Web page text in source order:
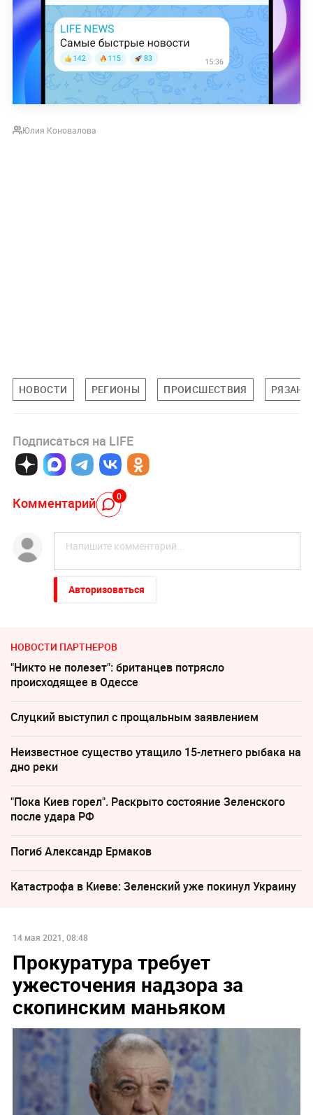
Юлия Коновалова
НОВОСТИ РЕГИОНЫ ПРОИСШЕСТВИЯ
Подписаться на LIFE
Комментарий 0
Авторизоваться
НОВОСТИ ПАРТНЕРОВ
"Никто не полезет": британцев потрясло
происходящее в Одессе
Слуцкий выступил с прощальным заявлением
Неизвестное существо утащило 15-летнего рыбака на
дно реки
"Пока Киев горел". Раскрыто состояние Зеленского
после удара РФ
Погиб Александр Ермаков
Катастрофа в Киеве: Зеленский уже покинул Украину
14 мая 2021, 08:48
Прокуратура требует
ужесточения надзора за
скопинским маньяком